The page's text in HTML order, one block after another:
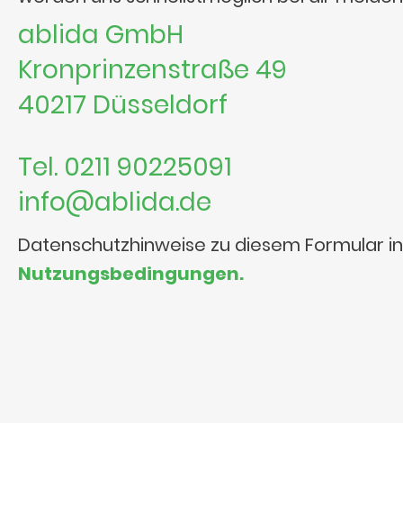
ablida GmbH
Kronprinzenstraße 49
40217 Düsseldorf
Tel. 0211 90225091
info@ablida.de
Datenschutzhinweise zu diesem Formular
Nutzungsbedingungen.